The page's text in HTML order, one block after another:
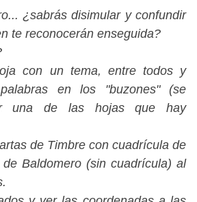
¿sabrás disimular y confundir
te reconocerán enseguida?
con un tema, entre todos y
en los "buzones" (se
una de las hojas que hay
de Timbre con cuadrícula de
Baldomero (sin cuadrícula) al